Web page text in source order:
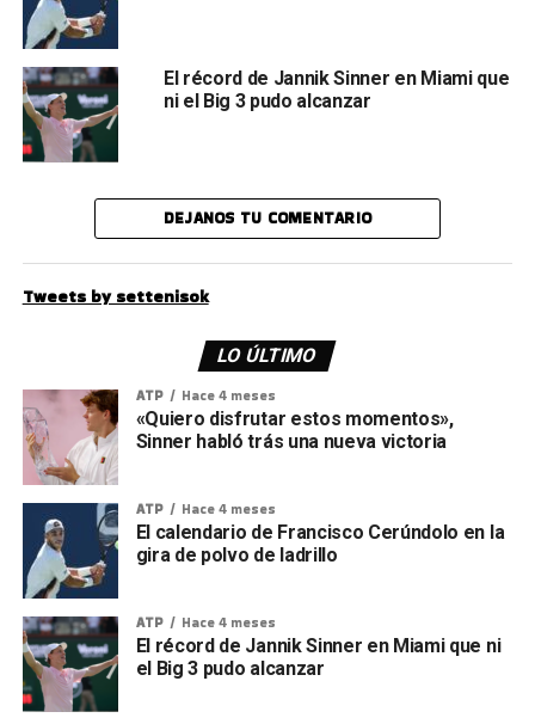
El récord de Jannik Sinner en Miami que
ni el Big 3 pudo alcanzar
DEJANOS TU COMENTARIO
Tweets by settenisok
LO ÚLTIMO
ATP Hace 4 meses
«Quiero disfrutar estos momentos»,
Sinner habló trás una nueva victoria
ATP Hace 4 meses
El calendario de Francisco Cerúndolo en la
gira de polvo de ladrillo
ATP Hace 4 meses
El récord de Jannik Sinner en Miami que ni
el Big 3 pudo alcanzar